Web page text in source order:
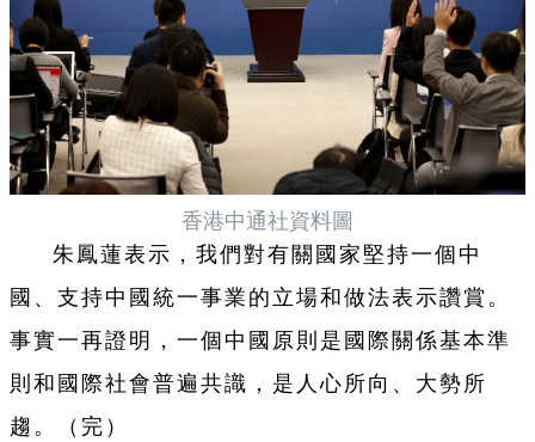
香港中通社資料圖
朱鳳蓮表示，我們對有關國家堅持一個中
國、支持中國統一事業的立場和做法表示讚賞。
事實一再證明，一個中國原則是國際關係基本準
則和國際社會普遍共識，是人心所向、大勢所
趨。（完）